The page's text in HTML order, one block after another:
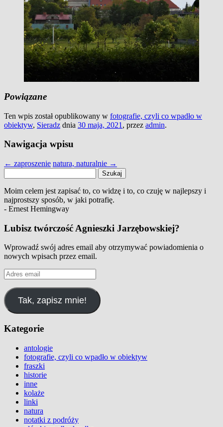
Powiązane
Ten wpis został opublikowany w fotografie, czyli co wpadło w
obiektyw, Sieradz dnia 30 maja, 2021 , przez admin.
Nawigacja wpisu
← zaproszenie natura, naturalnie →
Moim celem jest zapisać to, co widzę i to, co czuję w najlepszy i
najprostszy sposób, w jaki potrafię.
- Ernest Hemingway
Lubisz twórczość Agnieszki Jarzębowskiej?
Wprowadź swój adres email aby otrzymywać powiadomienia o
nowych wpisach przez email.
Adres
email
Tak, zapisz mnie!
Kategorie
antologie
fotografie, czyli co wpadło w obiektyw
fraszki
historie
inne
kolaże
linki
natura
notatki z podróży